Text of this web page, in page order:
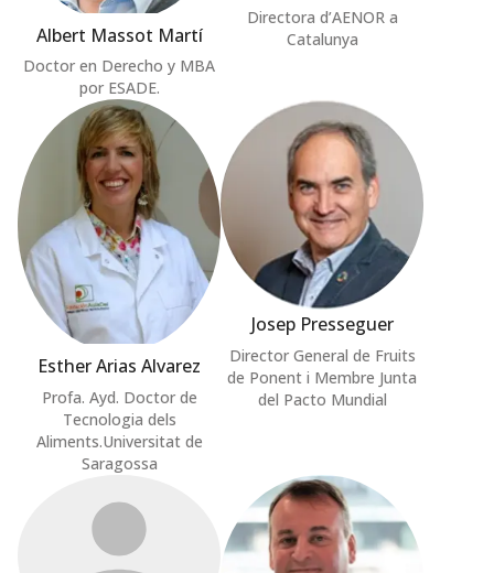
Albert Massot Martí
Doctor en Derecho y MBA
por ESADE.
Directora d’AENOR a
Catalunya
Esther Arias Alvarez
Profa. Ayd. Doctor de
Tecnologia dels
Aliments.Universitat de
Saragossa
Josep Presseguer
Director General de Fruits
de Ponent i Membre Junta
del Pacto Mundial